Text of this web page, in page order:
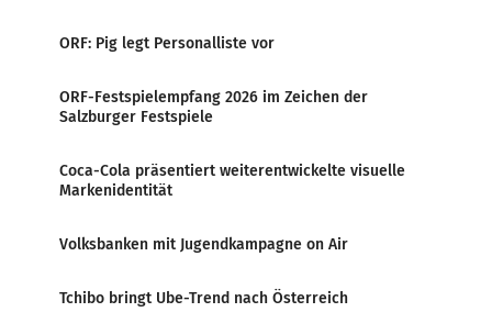
ORF: Pig legt Personalliste vor
ORF-Festspielempfang 2026 im Zeichen der
Salzburger Festspiele
Coca-Cola präsentiert weiterentwickelte visuelle
Markenidentität
Volksbanken mit Jugendkampagne on Air
Tchibo bringt Ube-Trend nach Österreich